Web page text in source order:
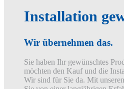
Installation
Wir übernehmen das.
Sie haben Ihr gewünschtes
möchten den Kauf und die
Wir sind für Sie da. Mit